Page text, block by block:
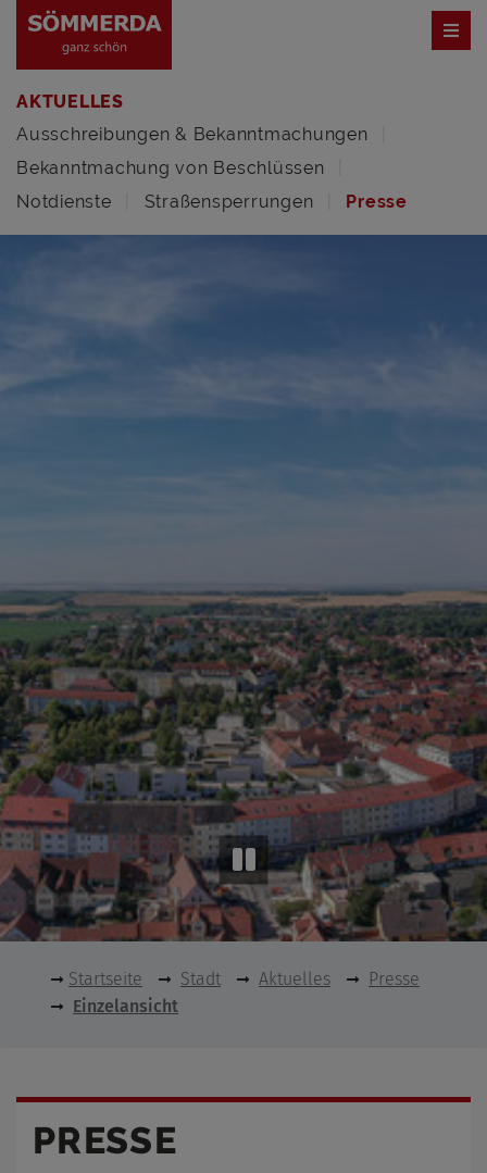
AKTUELLES
Ausschreibungen & Bekanntmachungen
Bekanntmachung von Beschlüssen
Notdienste
Straßensperrungen Presse
Startseite Stadt Aktuelles
Presse
Einzelansicht
PRESSE